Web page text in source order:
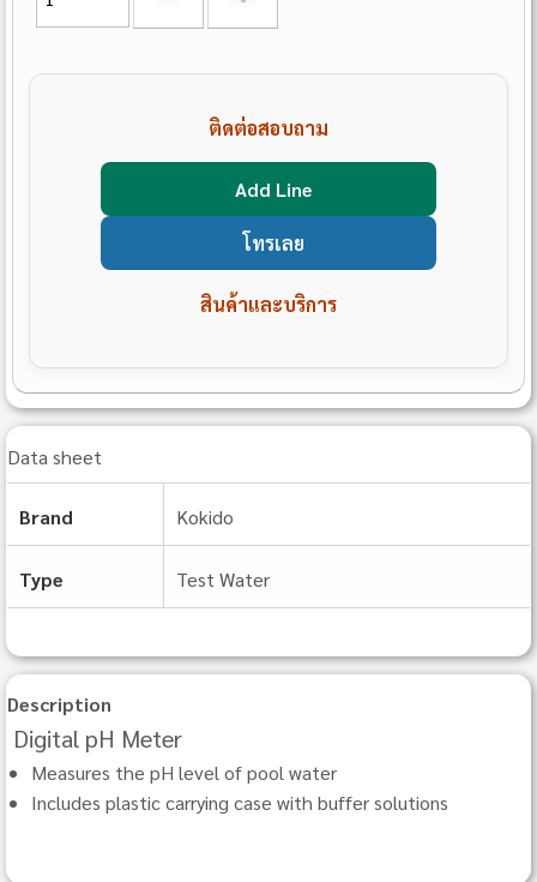
ติดต่อสอบถาม
Add Line
โทรเลย
สินค้าและบริการ
Data sheet
Brand Kokido
Type Test Water
Description
Digital pH Meter
Measures the pH level of pool water
Includes plastic carrying case with buffer solutions